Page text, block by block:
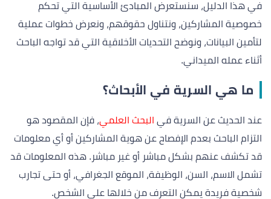
في هذا الدليل، سنستعرض المبادئ الأساسية التي تحكم
خصوصية المشاركين، ونتناول حقوقهم، ونعرض خطوات عملية
لتأمين البيانات، ونوضح التحديات الأخلاقية التي قد تواجه الباحث
أثناء عمله الميداني.
ما هي السرية في الأبحاث؟
عند الحديث عن السرية في البحث العلمي، فإن المقصود هو
التزام الباحث بعدم الإفصاح عن هوية المشاركين أو أي معلومات
قد تكشف عنهم بشكل مباشر أو غير مباشر. هذه المعلومات قد
تشمل الاسم، السن، الوظيفة، الموقع الجغرافي، أو حتى تجارب
شخصية فريدة يمكن التعرف من خلالها على الشخص.